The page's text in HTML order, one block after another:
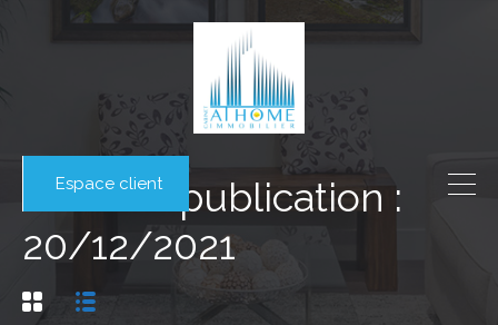
Espace client
Date de publication :
20/12/2021